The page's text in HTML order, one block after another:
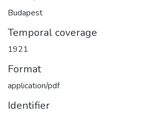
Budapest
Temporal coverage
1921
Format
application/pdf
Identifier